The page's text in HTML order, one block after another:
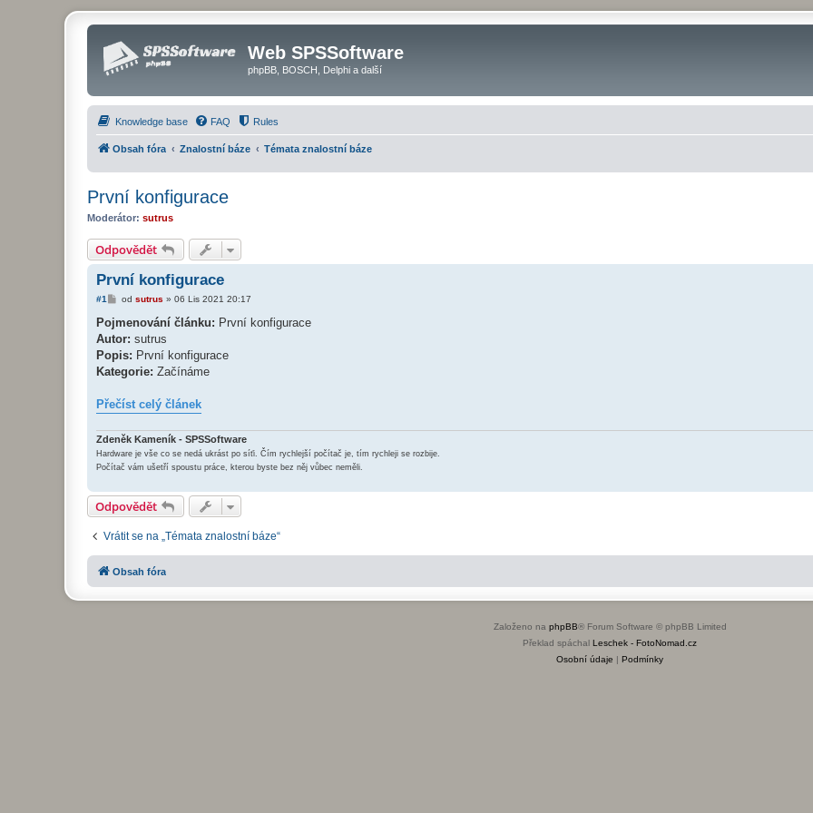
Web SPSSoftware
phpBB, BOSCH, Delphi a další
Knowledge base FAQ Rules
Obsah fóra Znalostní báze Témata znalostní báze
První konfigurace
Moderátor: sutrus
Odpovědět
První konfigurace
#1
P
í
p
ě
e
od sutrus » 06 Lis 2021 20:17
Pojmenování článku: První konfigurace
Autor: sutrus
Popis: První konfigurace
Kategorie: Začínáme
Přečíst celý článek
Zdeněk Kameník - SPSSoftware
Hardware je vše co se nedá ukrást po síťi. Čím rychlejší počítač je, tím rychleji se rozbije.
Počítač vám ušetří spoustu práce, kterou byste bez něj vůbec neměli.
Odpovědět
Vrátit se na „Témata znalostní báze“
Obsah fóra
Založeno na phpBB® Forum Software © phpBB Limited
Překlad spáchal Leschek - FotoNomad.cz
Osobní údaje | Podmínky